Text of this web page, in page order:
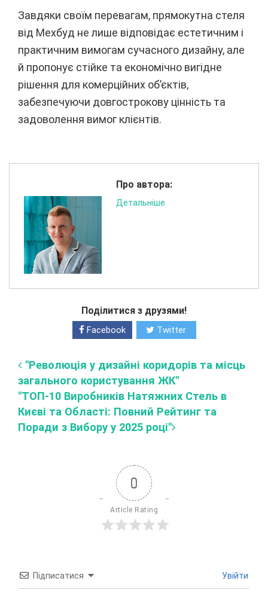
Завдяки своїм перевагам, прямокутна стеля
від Мехбуд не лише відповідає естетичним і
практичним вимогам сучасного дизайну, але
й пропонує стійке та економічно вигідне
рішення для комерційних об’єктів,
забезпечуючи довгострокову цінність та
задоволення вимог клієнтів.
Про автора:
Детальніше
Поділитися з друзями!
Facebook Twitter
"Революція у дизайні коридорів та місць
загального користування ЖК"
"ТОП-10 Виробників Натяжних Стель в
Києві та Області: Повний Рейтинг та
Поради з Вибору у 2025 році"
0
Article Rating
Підписатися Увійти